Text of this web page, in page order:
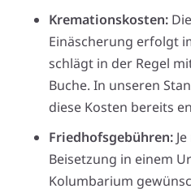
Kremationskosten:
Einäscherung erfolgt
schlägt in der Regel
Buche. In unseren
diese Kosten bereits
Friedhofsgebühren:
Beisetzung in einem
Kolumbarium